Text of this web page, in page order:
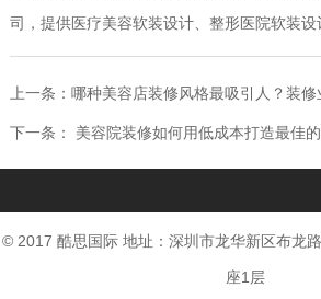
司，提供医疗美容软装设计、整形医院软装设
上一条： 哪种美容店装修风格最吸引人？装修
下一条： 美容院装修如何用低成本打造最佳
© 2017 酷思国际 地址：深圳市龙华新区布龙
座1层